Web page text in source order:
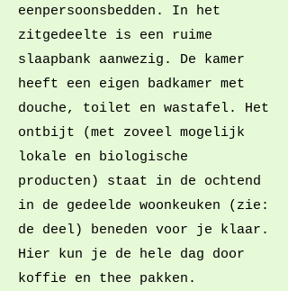
eenpersoonsbedden. In het
zitgedeelte is een ruime
slaapbank aanwezig. De kamer
heeft een eigen badkamer met
douche, toilet en wastafel. Het
ontbijt (met zoveel mogelijk
lokale en biologische
producten) staat in de ochtend
in de gedeelde woonkeuken (zie:
de deel) beneden voor je klaar.
Hier kun je de hele dag door
koffie en thee pakken.